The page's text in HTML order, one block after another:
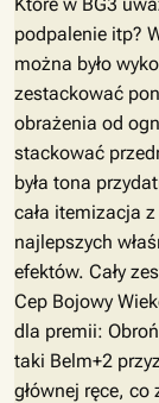
podpalenie itp?
można było
zestackować
obrażenia od
stackować
była tona
cała itemizacja
najlepszych
efektów. Cały
Cep Bojowy
dla premii:
taki Belm+2
głównej ręce,